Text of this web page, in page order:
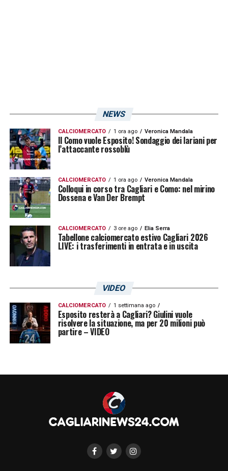
NEWS
CALCIOMERCATO 1 ora ago Veronica Mandala
Il Como vuole Esposito! Sondaggio dei lariani per
l’attaccante rossoblù
CALCIOMERCATO 1 ora ago Veronica Mandala
Colloqui in corso tra Cagliari e Como: nel mirino
Dossena e Van Der Brempt
CALCIOMERCATO 3 ore ago Elia Serra
Tabellone calciomercato estivo Cagliari 2026
LIVE: i trasferimenti in entrata e in uscita
VIDEO
CALCIOMERCATO 1 settimana ago
Esposito resterà a Cagliari? Giulini vuole
risolvere la situazione, ma per 20 milioni può
partire – VIDEO